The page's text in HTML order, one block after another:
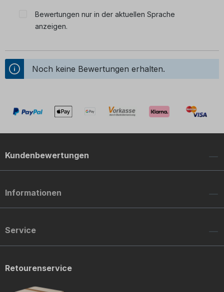
Bewertungen nur in der aktuellen Sprache
anzeigen.
Noch keine Bewertungen erhalten.
Kundenbewertungen
Informationen
Service
Retourenservice